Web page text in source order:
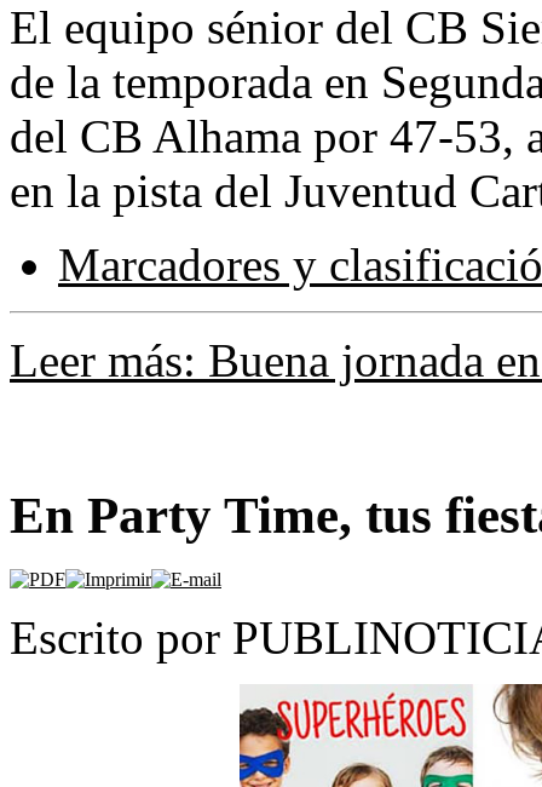
El equipo sénior del CB
de la temporada en
del CB Alhama por 47-53,
en la pista del Juventud
Marcadores y
Leer más: Buena jornada
En Party Time, tus
Escrito por